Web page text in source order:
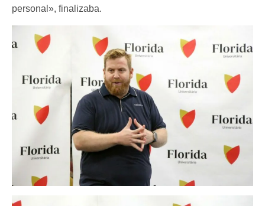
personal», finalizaba.